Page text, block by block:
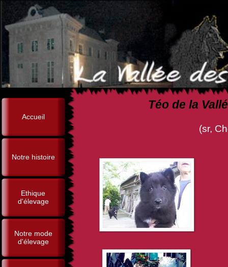
Accueil
Notre histoire
Ethique
d'élevage
Notre mode
d'élevage
Téo de la
(sr, Chcs, Br Ring,